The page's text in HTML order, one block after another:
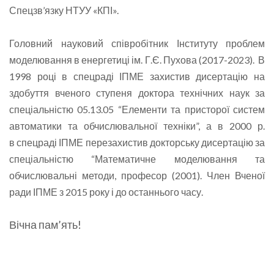
Спецзв’язку НТУУ «КПІ».
Головний науковий співробітник Інституту проблем
моделювання в енергетиці ім. Г.Є. Пухова (2017-2023). В
1998 році в спецраді ІПМЕ захистив дисертацію на
здобуття вченого ступеня доктора технічних наук за
спеціальністю 05.13.05 “Елементи та присторої систем
автоматики та обчислювальної техніки”, а в 2000 р.
в спецраді ІПМЕ перезахистив докторську дисертацію за
спеціальністю “Математичне моделювання та
обчислювальні методи, професор (2001). Член Вченої
ради ІПМЕ з 2015 року і до останнього часу.
Вічна пам’ять!